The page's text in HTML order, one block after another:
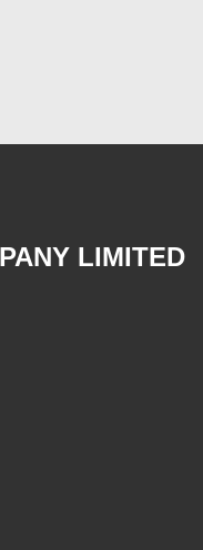
LIMITED